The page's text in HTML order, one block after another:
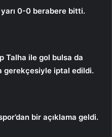
yarı 0-0 berabere bitti.
Talha ile gol bulsa da
gerekçesiyle iptal edildi.
bir açıklama geldi.